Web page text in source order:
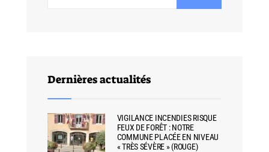
Dernières actualités
VIGILANCE INCENDIES RISQUE
FEUX DE FORÊT : NOTRE
COMMUNE PLACÉE EN NIVEAU
« TRÈS SÉVÈRE » (ROUGE)